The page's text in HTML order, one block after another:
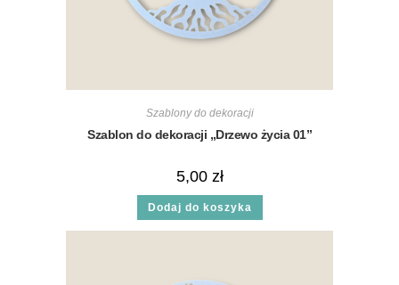
Szablony do dekoracji
Szablon do dekoracji „Drzewo życia 01”
5,00 zł
Dodaj do koszyka